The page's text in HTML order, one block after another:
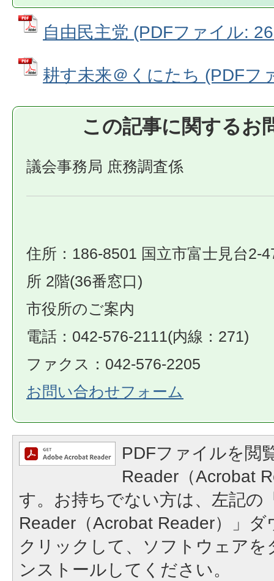
自由民主党 (PDFファイル:
耕す未来＠くにたち (PDFフ
この記事に関するお
議会事務局 庶務調査係
住所：186-8501 国立市富士見台2-
所 2階(36番窓口)
市役所のご案内
電話：042-576-2111(内線：271)
ファクス：042-576-2205
お問い合わせフォーム
PDFファイルを閲
Reader（Acrobat
す。お持ちでない方は、左記の
Reader（Acrobat Reader）」
クリックして、ソフトウェア
ンストールしてください。